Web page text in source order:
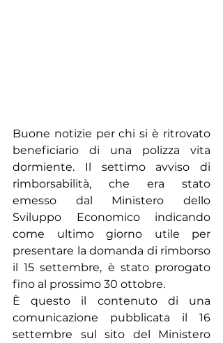
Buone notizie per chi si è ritrovato
beneficiario di una polizza vita
dormiente. Il settimo avviso di
rimborsabilità, che era stato
emesso dal Ministero dello
Sviluppo Economico indicando
come ultimo giorno utile per
presentare la domanda di rimborso
il 15 settembre, è stato prorogato
fino al prossimo 30 ottobre.
È questo il contenuto di una
comunicazione pubblicata il 16
settembre sul sito del Ministero